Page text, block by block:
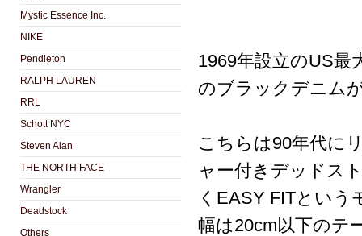
Mystic Essence Inc.
NIKE
Pendleton
RALPH LAUREN
RRL
Schott NYC
Steven Alan
THE NORTH FACE
Wrangler
Deadstock
Others
1969年設立のUS最
のブラックデニム
こちらは90年代に
ャー付きデッドス
くEASY FITとい
幅は20cm以下のテ